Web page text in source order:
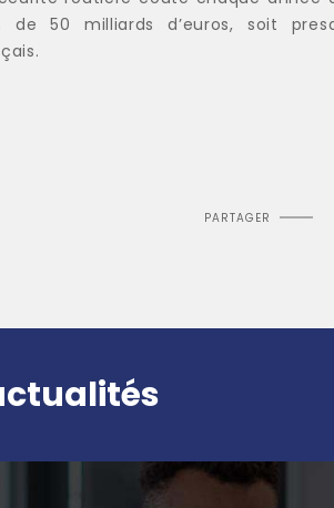
de 50 milliards d’euros, soit
PARTAGER